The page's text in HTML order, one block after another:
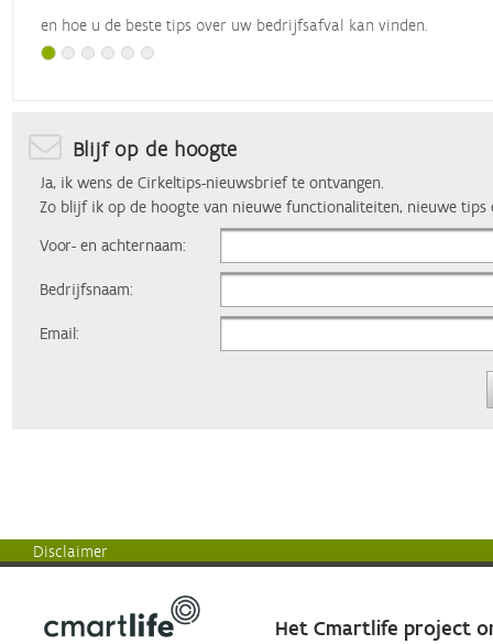
en hoe u de beste tips over uw bedrijfsafval kan vinden.
Blijf op de hoogte
Ja, ik wens de Cirkeltips-nieuwsbrief te ontvangen.
Zo blijf ik op de hoogte van nieuwe functionaliteiten, nieuwe tips
Voor- en achternaam:
Bedrijfsnaam:
Email:
Disclaimer
Het Cmartlife project